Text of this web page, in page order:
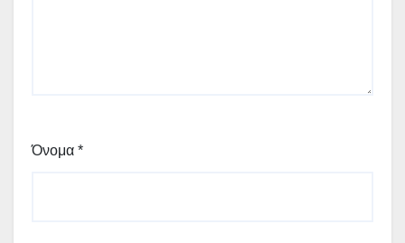
Όνομα *